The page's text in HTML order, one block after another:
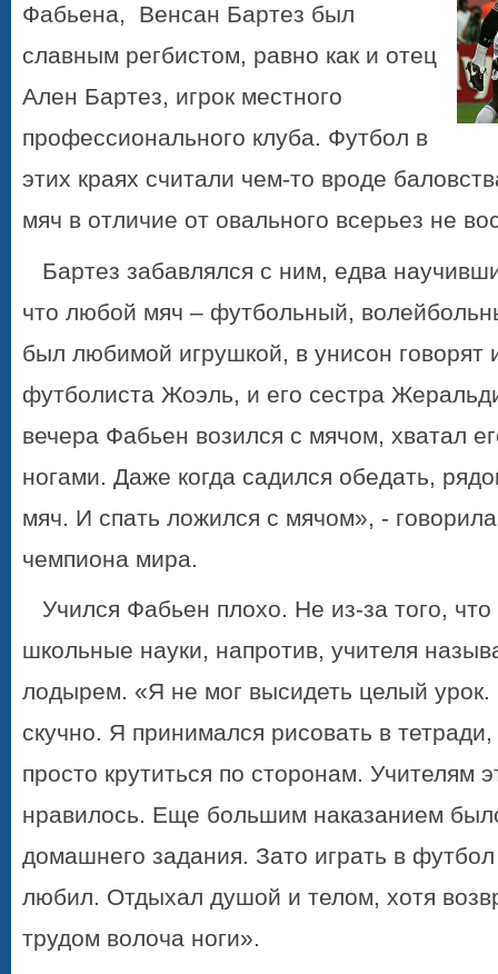
Фабьена,
Венсан Бартез был
славным регбистом, равно как и отец
Ален Бартез, игрок местного
профессионального клуба. Футбол в
этих краях считали чем-то вроде
мяч в отличие от овального всерьез не
Бартез забавлялся с ним, едва
что любой мяч – футбольный,
был любимой игрушкой, в унисон говорят
футболиста Жоэль, и его сестра
вечера Фабьен возился с мячом, хватал
ногами. Даже когда садился обедать,
мяч. И спать ложился с мячом», -
чемпиона мира.
Учился Фабьен плохо. Не из-за того, что
школьные науки, напротив, учителя
лодырем. «Я не мог высидеть целый
скучно. Я принимался рисовать в тетради,
просто крутиться по сторонам. Учителям
нравилось. Еще большим наказанием
домашнего задания. Зато играть в
любил. Отдыхал душой и телом, хотя
трудом волоча ноги».